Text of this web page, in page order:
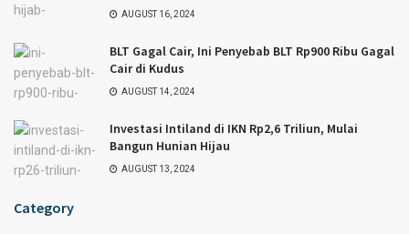
AUGUST 16, 2024
BLT Gagal Cair, Ini Penyebab BLT Rp900 Ribu Gagal
Cair di Kudus
AUGUST 14, 2024
Investasi Intiland di IKN Rp2,6 Triliun, Mulai
Bangun Hunian Hijau
AUGUST 13, 2024
Category